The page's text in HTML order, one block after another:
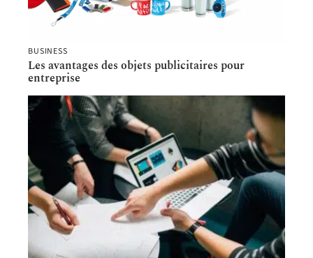
BUSINESS
Les avantages des objets publicitaires pour
entreprise